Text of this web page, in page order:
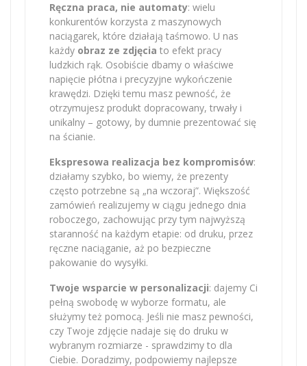
Ręczna praca, nie automaty: wielu
konkurentów korzysta z maszynowych
naciągarek, które działają taśmowo. U nas
każdy obraz ze zdjęcia to efekt pracy
ludzkich rąk. Osobiście dbamy o właściwe
napięcie płótna i precyzyjne wykończenie
krawędzi. Dzięki temu masz pewność, że
otrzymujesz produkt dopracowany, trwały i
unikalny – gotowy, by dumnie prezentować się
na ścianie.
Ekspresowa realizacja bez kompromisów:
działamy szybko, bo wiemy, że prezenty
często potrzebne są „na wczoraj”. Większość
zamówień realizujemy w ciągu jednego dnia
roboczego, zachowując przy tym najwyższą
staranność na każdym etapie: od druku, przez
ręczne naciąganie, aż po bezpieczne
pakowanie do wysyłki.
Twoje wsparcie w personalizacji: dajemy Ci
pełną swobodę w wyborze formatu, ale
służymy też pomocą. Jeśli nie masz pewności,
czy Twoje zdjęcie nadaje się do druku w
wybranym rozmiarze - sprawdzimy to dla
Ciebie. Doradzimy, podpowiemy najlepsze